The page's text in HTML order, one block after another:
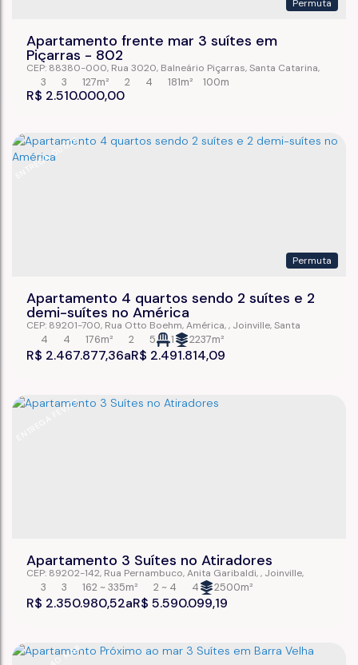
Permuta
Apartamento frente mar 3 suítes em
Piçarras - 802
R$ 2.510.000,00
CEP: 88380-000, Rua 3020, Balneário Piçarras,Santa Catarina,
Brasil
3 4
127m²
3 181m²
2 100m
ENTREGA OUT/26
Permuta
Apartamento 4 quartos sendo 2 suítes e 2
demi-suítes no América
R$ 2.467.877,36 R$ 2.491.814,09
CEP: 89201-700, Rua Otto Boehm,América , Joinville,Santa
Catarina, Brasil
4 5
176m² 1
4 2 2237m²
ENTREGA FEV/27
Apartamento 3 Suítes no Atiradores
R$ 2.350.980,52 R$ 5.590.099,19
CEP: 89202-142, Rua Pernambuco,Anita Garibaldi , Joinville,
Santa Catarina, Brasil
3 4
162 ~ 335m²
3 2 ~ 4 2500m²